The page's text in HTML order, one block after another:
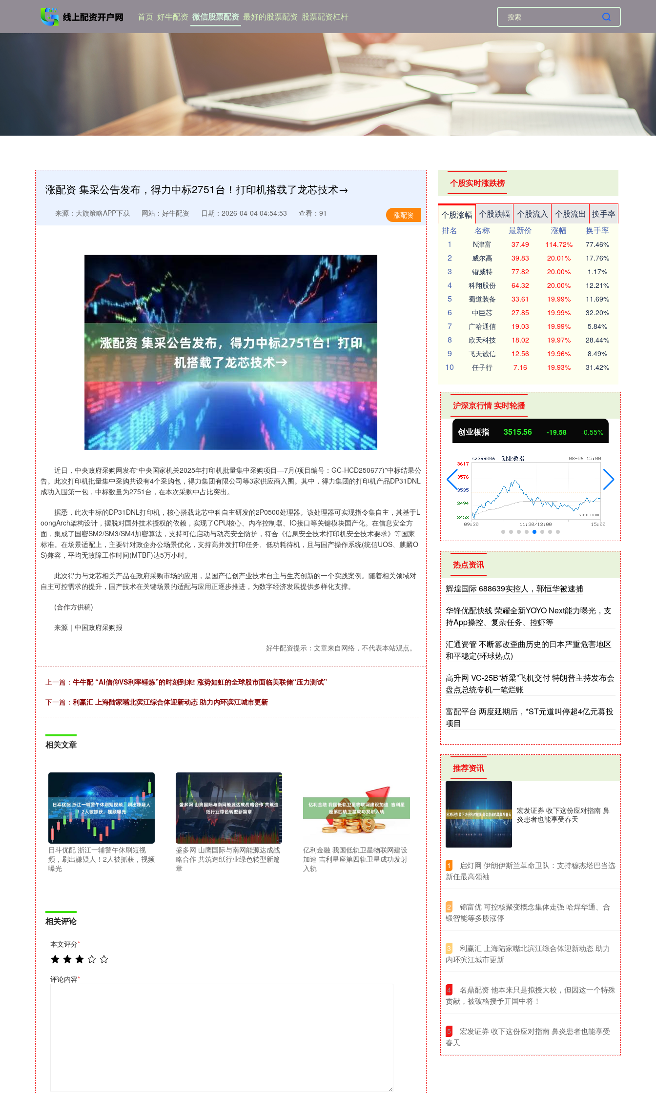
首页 好牛配资 微信股票配资 最好的股票配资 股票配资杠杆
涨配资 集采公告发布，得力中标2751台！打印机搭载了龙芯技术→
涨配资
来源：大旗策略APP下载 网站：好牛配资 日期：2026-04-04 04:54:53 查看：91
近日，中央政府采购网发布“中央国家机关2025年打印机批量集中采购项目—7月(项目编号：GC-HCD250677)”中标结果公
告。此次打印机批量集中采购共设有4个采购包，得力集团有限公司等3家供应商入围。其中，得力集团的打印机产品DP31DNL
成功入围第一包，中标数量为2751台，在本次采购中占比突出。
据悉，此次中标的DP31DNL打印机，核心搭载龙芯中科自主研发的2P0500处理器。该处理器可实现指令集自主，其基于L
oongArch架构设计，摆脱对国外技术授权的依赖，实现了CPU核心、内存控制器、IO接口等关键模块国产化。在信息安全方
面，集成了国密SM2/SM3/SM4加密算法，支持可信启动与动态安全防护，符合《信息安全技术打印机安全技术要求》等国家
标准。在场景适配上，主要针对政企办公场景优化，支持高并发打印任务、低功耗待机，且与国产操作系统(统信UOS、麒麟O
S)兼容，平均无故障工作时间(MTBF)达5万小时。
此次得力与龙芯相关产品在政府采购市场的应用，是国产信创产业技术自主与生态创新的一个实践案例。随着相关领域对
自主可控需求的提升，国产技术在关键场景的适配与应用正逐步推进，为数字经济发展提供多样化支撑。
(合作方供稿)
来源｜中国政府采购报
好牛配资提示：文章来自网络，不代表本站观点。
上一篇： 牛牛配 “AI信仰VS利率锤炼”的时刻到来! 涨势如虹的全球股市面临美联储“压力测试”
下一篇： 利赢汇 上海陆家嘴北滨江综合体迎新动态 助力内环滨江城市更新
相关文章
日斗优配 浙江一辅警午休刷短视
频，刷出嫌疑人！2人被抓获，视频
曝光
盛多网 山鹰国际与南网能源达成战
略合作 共筑造纸行业绿色转型新篇
章
亿利金融 我国低轨卫星物联网建设
加速 吉利星座第四轨卫星成功发射
入轨
相关评论
本文评分*
评论内容*
个股实时涨跌榜
个股涨幅 个股跌幅 个股流入 个股流出
换手率
排名
名称 最新价 涨幅
换手率
1
N津富 37.49 114.72% 77.46%
2 威尔高 39.83 20.01% 17.76%
3 锴威特 77.82 20.00% 1.17%
4 科翔股份 64.32 20.00% 12.21%
5 蜀道装备 33.61 19.99% 11.69%
6 中巨芯 27.85 19.99% 32.20%
7 广哈通信 19.03 19.99% 5.84%
8 欣天科技 18.02 19.97% 28.44%
9 飞天诚信 12.56 19.96% 8.49%
10 任子行 7.16 19.93% 31.42%
沪深京行情 实时轮播
沪深300 4651.31 -6.85 北证50 1122.88 创业板指 3515.56 -19.58 -0.55%
热点资讯
辉煌国际 688639实控人，郭恒华被逮捕
华锋优配快线 荣耀全新YOYO Next能力曝光，支
持App操控、复杂任务、控虾等
汇通资管 不断篡改歪曲历史的日本严重危害地区
和平稳定(环球热点)
高升网 VC-25B“桥梁”飞机交付 特朗普主持发布会
盘点总统专机一笔烂账
富配平台 两度延期后，*ST元道叫停超4亿元募投
项目
推荐资讯
宏发证券 收下这份应对指南 鼻
炎患者也能享受春天
1
​启灯网 伊朗伊斯兰革命卫队：支持穆杰塔巴当选
新任最高领袖
2
​锦富优 可控核聚变概念集体走强 哈焊华通、合
锻智能等多股涨停
3
​利赢汇 上海陆家嘴北滨江综合体迎新动态 助力
内环滨江城市更新
4
​名鼎配资 他本来只是拟授大校，但因这一个特殊
贡献，被破格授予开国中将！
5
​宏发证券 收下这份应对指南 鼻炎患者也能享受
春天